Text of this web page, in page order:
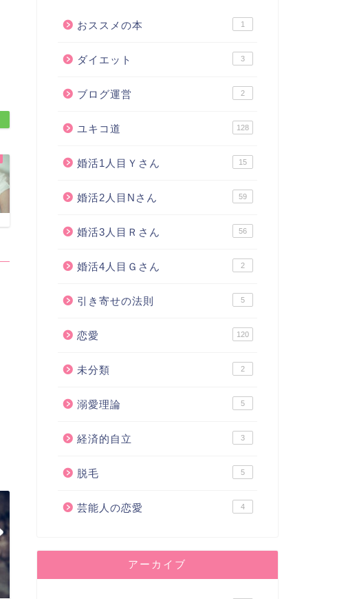
おススメの本 1
ダイエット 3
ブログ運営 2
ユキコ道 128
婚活1人目Ｙさん 15
婚活2人目Nさん 59
婚活3人目Ｒさん 56
婚活4人目Ｇさん 2
引き寄せの法則 5
恋愛 120
未分類 2
溺愛理論 5
経済的自立 3
脱毛 5
芸能人の恋愛 4
アーカイブ